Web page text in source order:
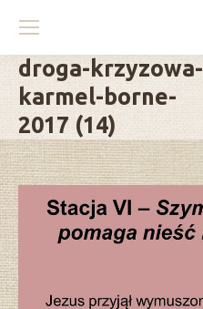
droga-krzyzowa-
karmel-borne-
2017 (14)